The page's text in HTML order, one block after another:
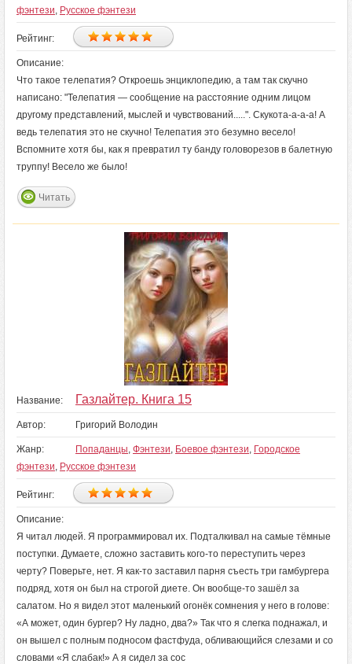
фэнтези, Русское фэнтези
Рейтинг:
Описание:
Что такое телепатия? Откроешь энциклопедию, а там так скучно
написано: "Телепатия — сообщение на расстояние одним лицом
другому представлений, мыслей и чувствований.....". Скукота-а-а-а! А
ведь телепатия это не скучно! Телепатия это безумно весело!
Вспомните хотя бы, как я превратил ту банду головорезов в балетную
труппу! Весело же было!
Читать
Название: Газлайтер. Книга 15
Автор: Григорий Володин
Жанр: Попаданцы, Фэнтези, Боевое фэнтези, Городское
фэнтези, Русское фэнтези
Рейтинг:
Описание:
Я читал людей. Я программировал их. Подталкивал на самые тёмные
поступки. Думаете, сложно заставить кого-то переступить через
черту? Поверьте, нет. Я как-то заставил парня съесть три гамбургера
подряд, хотя он был на строгой диете. Он вообще-то зашёл за
салатом. Но я видел этот маленький огонёк сомнения у него в голове:
«А может, один бургер? Ну ладно, два?» Так что я слегка поднажал, и
он вышел с полным подносом фастфуда, обливающийся слезами и со
словами «Я слабак!» А я сидел за сос